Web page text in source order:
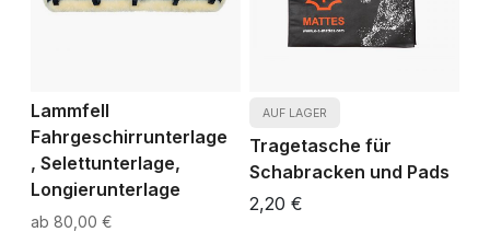
Lammfell
Fahrgeschirrunterlage
, Selettunterlage,
Longierunterlage
80,00 €
AUF LAGER
Tragetasche für
Schabracken und Pads
2,20 €